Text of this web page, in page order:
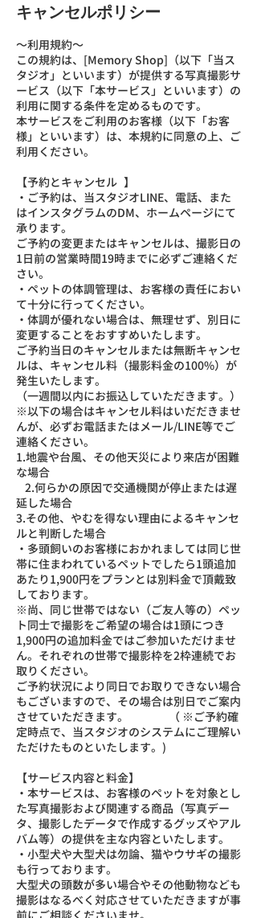
キャンセルポリシー
〜利用規約〜
この規約は、[Memory Shop]（以下「当ス
タジオ」といいます）が提供する写真撮影サ
ービス（以下「本サービス」といいます）の
利用に関する条件を定めるものです。
本サービスをご利用のお客様（以下「お客
様」といいます）は、本規約に同意の上、ご
利用ください。
【予約とキャンセル 】
・ご予約は、当スタジオLINE、電話、また
はインスタグラムのDM、ホームページにて
承ります。
ご予約の変更またはキャンセルは、撮影日の
1日前の営業時間19時までに必ずご連絡くだ
さい。
・ペットの体調管理は、お客様の責任におい
て十分に行ってください。
・体調が優れない場合は、無理せず、別日に
変更することをおすすめいたします。
ご予約当日のキャンセルまたは無断キャンセ
ルは、キャンセル料（撮影料金の100%）が
発生いたします。
（一週間以内にお振込していただきます。）
※以下の場合はキャンセル料はいだだきませ
んが、必ずお電話またはメール/LINE等でご
連絡ください。
1.地震や台風、その他天災により来店が困難
な場合
2.何らかの原因で交通機関が停止または遅
延した場合
3.その他、やむを得ない理由によるキャンセ
ルと判断した場合
・多頭飼いのお客様におかれましては同じ世
帯に住まわれているペットでしたら1頭追加
あたり1,900円をプランとは別料金で頂戴致
しております。
※尚、同じ世帯ではない（ご友人等の）ペッ
ト同士で撮影をご希望の場合は1頭につき
1,900円の追加料金ではご参加いただけませ
ん。それぞれの世帯で撮影枠を2枠連続でお
取りください。
ご予約状況により同日でお取りできない場合
もございますので、その場合は別日でご案内
させていただきます。 （ ※ご予約確
定時点で、当スタジオのシステムにご理解い
ただけたものといたします。)
【サービス内容と料金】
・本サービスは、お客様のペットを対象とし
た写真撮影および関連する商品（写真デー
タ、撮影したデータで作成するグッズやアル
バム等）の提供を主な内容といたします。
・小型犬や大型犬は勿論、猫やウサギの撮影
も行っております。
大型犬の頭数が多い場合やその他動物なども
撮影はなるべく対応させていただきますが事